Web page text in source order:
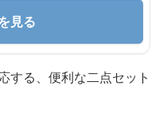
見る
する、便利な二点セット